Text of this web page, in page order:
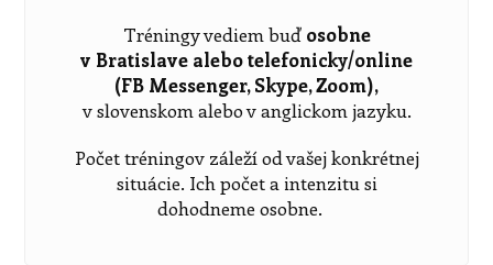
Tréningy vediem buď osobne
v Bratislave alebo telefonicky/online
(FB Messenger, Skype, Zoom),
v slovenskom alebo v anglickom jazyku.
Počet tréningov záleží od vašej konkrétnej
situácie. Ich počet a intenzitu si
dohodneme osobne.